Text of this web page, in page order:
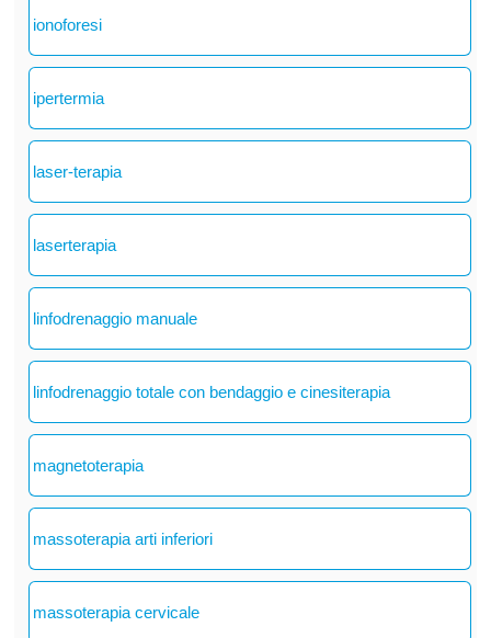
ionoforesi
ipertermia
laser-terapia
laserterapia
linfodrenaggio manuale
linfodrenaggio totale con bendaggio e cinesiterapia
magnetoterapia
massoterapia arti inferiori
massoterapia cervicale